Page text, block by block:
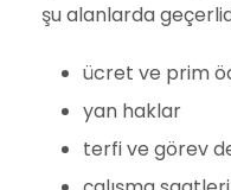
şu alanlarda
ücret ve prim
yan haklar
terfi ve görev